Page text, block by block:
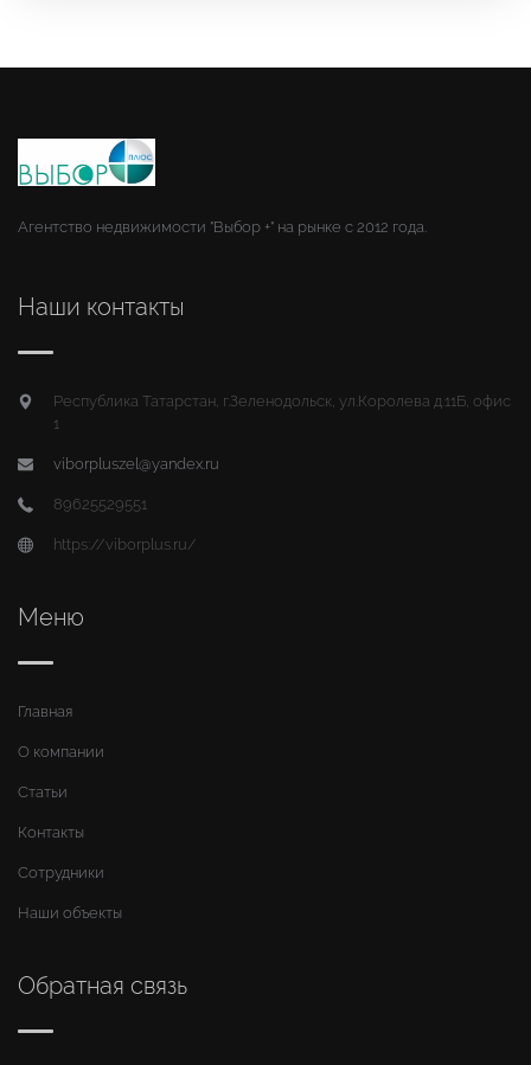
Агентство недвижимости "Выбор +" на рынке с 2012 года.
Наши контакты
Республика Татарстан, г.Зеленодольск, ул.Королева д.11Б, офис
1
viborpluszel@yandex.ru
89625529551
https://viborplus.ru/
Меню
Главная
О компании
Статьи
Контакты
Сотрудники
Наши объекты
Обратная связь